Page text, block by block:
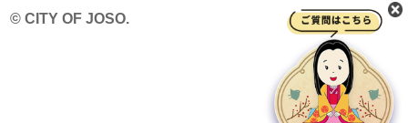
© CITY OF JOSO.